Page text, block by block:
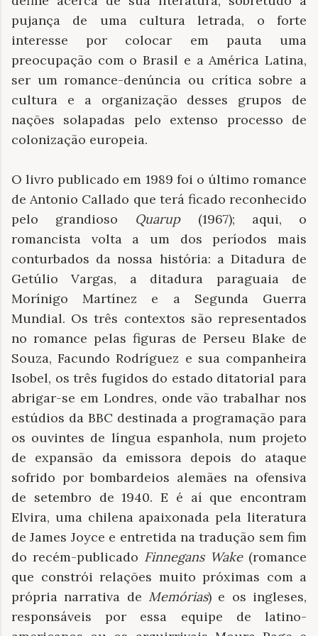
pujança de uma cultura letrada, o forte
interesse por colocar em pauta uma
preocupação com o Brasil e a América Latina,
ser um romance-denúncia ou crítica sobre a
cultura e a organização desses grupos de
nações solapadas pelo extenso processo de
colonização europeia.
O livro publicado em 1989 foi o último romance
de Antonio Callado que terá ficado reconhecido
pelo grandioso Quarup(1967); aqui, o
romancista volta a um dos períodos mais
conturbados da nossa história: a Ditadura de
Getúlio Vargas, a ditadura paraguaia de
Morínigo Martínez e a Segunda Guerra
Mundial. Os três contextos são representados
no romance pelas figuras de Perseu Blake de
Souza, Facundo Rodríguez e sua companheira
Isobel, os três fugidos do estado ditatorial para
abrigar-se em Londres, onde vão trabalhar nos
estúdios da BBC destinada a programação para
os ouvintes de língua espanhola, num projeto
de expansão da emissora depois do ataque
sofrido por bombardeios alemães na ofensiva
de setembro de 1940. E é aí que encontram
Elvira, uma chilena apaixonada pela literatura
de James Joyce e entretida na tradução sem fim
do recém-publicado Finnegans Wake(romance
que constrói relações muito próximas com a
própria narrativa de Memórias) e os ingleses,
responsáveis por essa equipe de latino-